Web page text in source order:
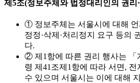
제5조(정보주체와 법정대리인의 권리
① 정보주체는 서울시에 대해 언
정정·삭제·처리정지 요구 등의
다.
② 제1항에 따른 권리 행사는 「
령 제41조제1항에 따라 서면,
수 있으며 서울시는 이에 대해